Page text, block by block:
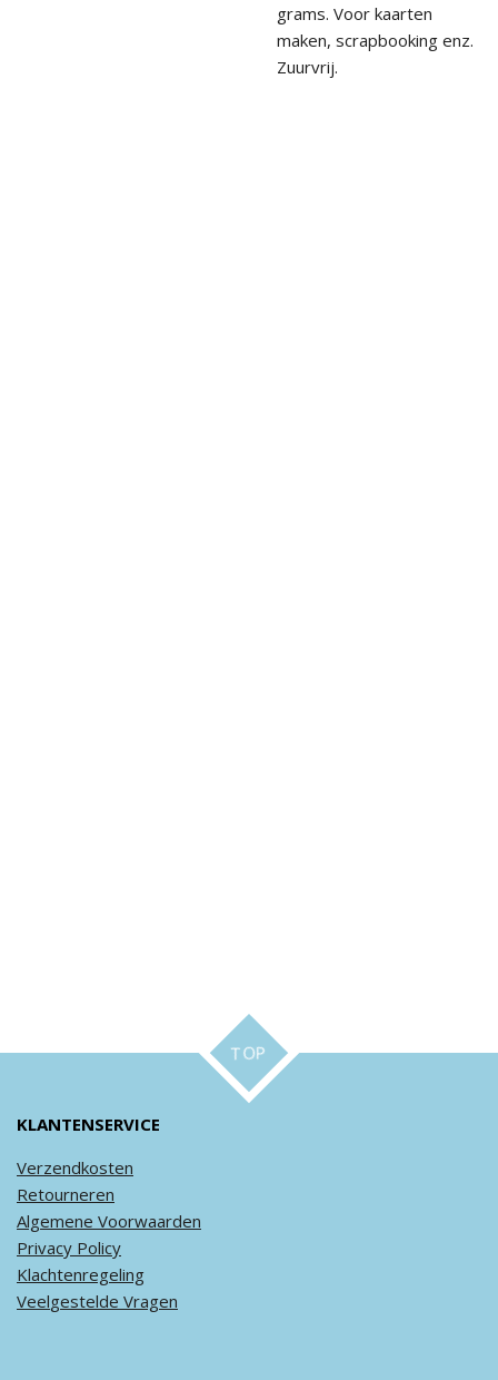
grams. Voor kaarten
maken, scrapbooking enz.
Zuurvrij.
TOP
KLANTENSERVICE
Verzendkosten
Retourneren
Algemene Voorwaarden
Privacy Policy
Klachtenregeling
Veelgestelde Vragen